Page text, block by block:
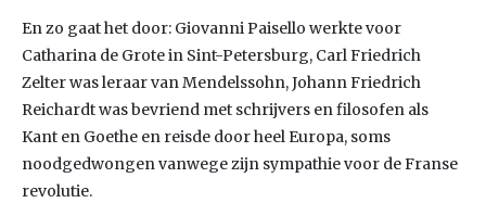
En zo gaat het door: Giovanni Paisello werkte voor
Catharina de Grote in Sint-Petersburg, Carl Friedrich
Zelter was leraar van Mendelssohn, Johann Friedrich
Reichardt was bevriend met schrijvers en filosofen als
Kant en Goethe en reisde door heel Europa, soms
noodgedwongen vanwege zijn sympathie voor de Franse
revolutie.